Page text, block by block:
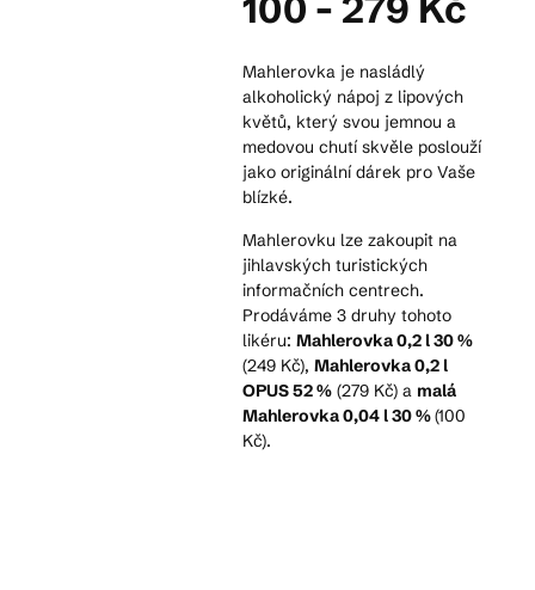
EN DE
Mahlerovka je nasládlý
alkoholický nápoj z lipových
květů, který svou jemnou a
medovou chutí skvěle poslouží
jako originální dárek pro Vaše
blízké.
Mahlerovku lze zakoupit na
jihlavských turistických
informačních centrech.
Prodáváme 3 druhy tohoto
likéru: Mahlerovka 0,2 l 30 %
(249 Kč), Mahlerovka 0,2 l
OPUS 52 % (279 Kč) a malá
Mahlerovka 0,04 l 30 %(100
Kč).